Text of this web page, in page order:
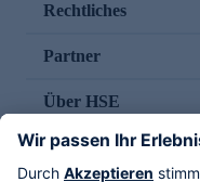
Rechtliches
Partner
Über HSE
Im TV